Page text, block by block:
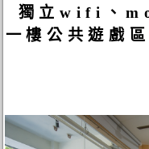
獨立wifi、
一樓公共遊戲